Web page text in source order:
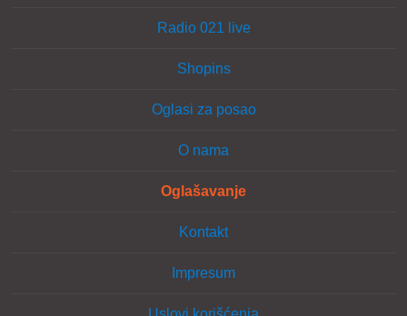
Radio 021 live
Shopins
Oglasi za posao
O nama
Oglašavanje
Kontakt
Impresum